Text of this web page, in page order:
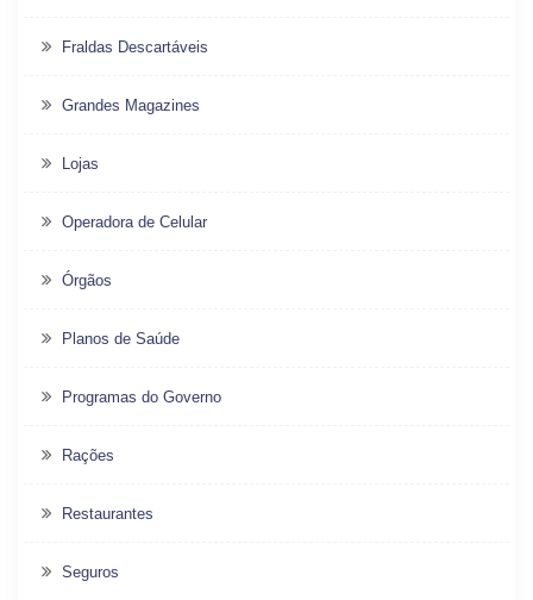
Fraldas Descartáveis
Grandes Magazines
Lojas
Operadora de Celular
Órgãos
Planos de Saúde
Programas do Governo
Rações
Restaurantes
Seguros